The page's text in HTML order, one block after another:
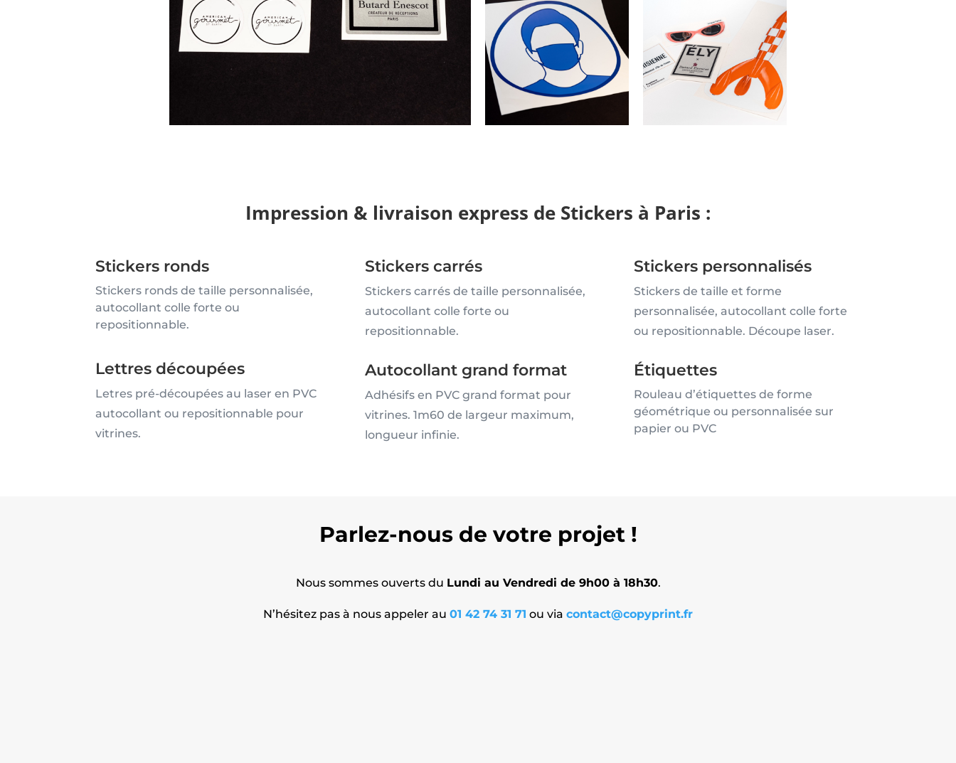
Impression & livraison express de Stickers à Paris :
Stickers ronds
Stickers ronds de taille personnalisée,
autocollant colle forte ou
repositionnable.
Lettres découpées
Letres pré-découpées au laser en PVC
autocollant ou repositionnable pour
vitrines.
Stickers carrés
Stickers carrés de taille personnalisée,
autocollant colle forte ou
repositionnable.
Autocollant grand format
Adhésifs en PVC grand format pour
vitrines. 1m60 de largeur maximum,
longueur infinie.
Stickers personnalisés
Stickers de taille et forme
personnalisée, autocollant colle forte
ou repositionnable. Découpe laser.
Étiquettes
Rouleau d’étiquettes de forme
géométrique ou personnalisée sur
papier ou PVC
Parlez-nous de votre projet !
Nous sommes ouverts du Lundi au Vendredi de 9h00 à 18h30.
N’hésitez pas à nous appeler au 01 42 74 31 71 ou via contact@copyprint.fr